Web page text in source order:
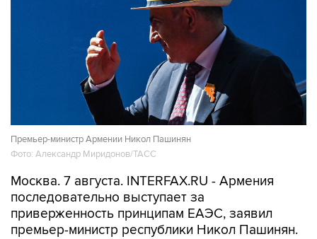
Премьер-министр Армении Никол Пашинян
Фото: Александр Миридонов/ТАСС
Москва. 7 августа. INTERFAX.RU - Армения
последовательно выступает за
приверженность принципам ЕАЭС, заявил
премьер-министр республики Никол Пашинян.